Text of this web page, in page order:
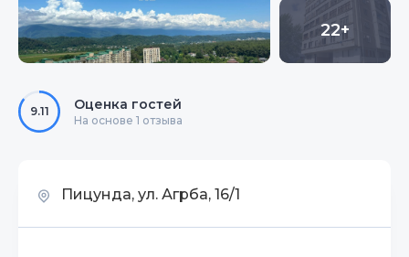
22+
9.11 Оценка гостей
На основе 1 отзыва
Пицунда, ул. Агрба, 16/1